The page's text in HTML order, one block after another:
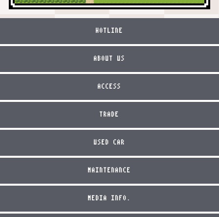
HOTLINE
ABOUT US
ACCESS
TRADE
USED CAR
MAINTENANCE
MEDIA INFO.